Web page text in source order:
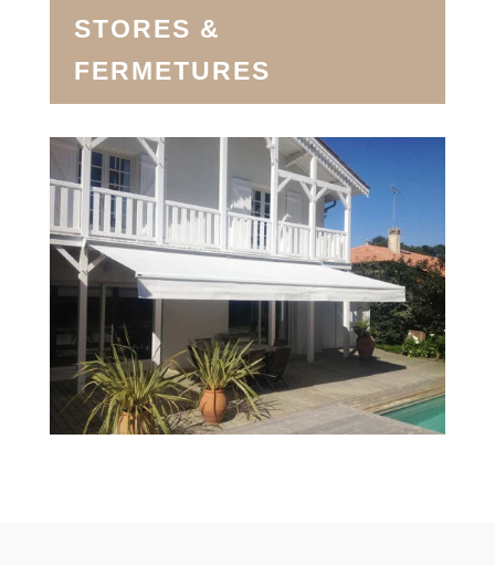
STORES &
FERMETURES